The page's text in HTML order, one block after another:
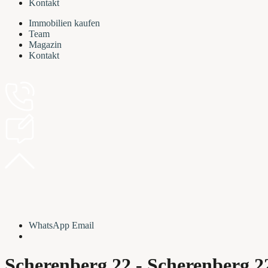
Kontakt
Immobilien kaufen
Team
Magazin
Kontakt
WhatsApp Email